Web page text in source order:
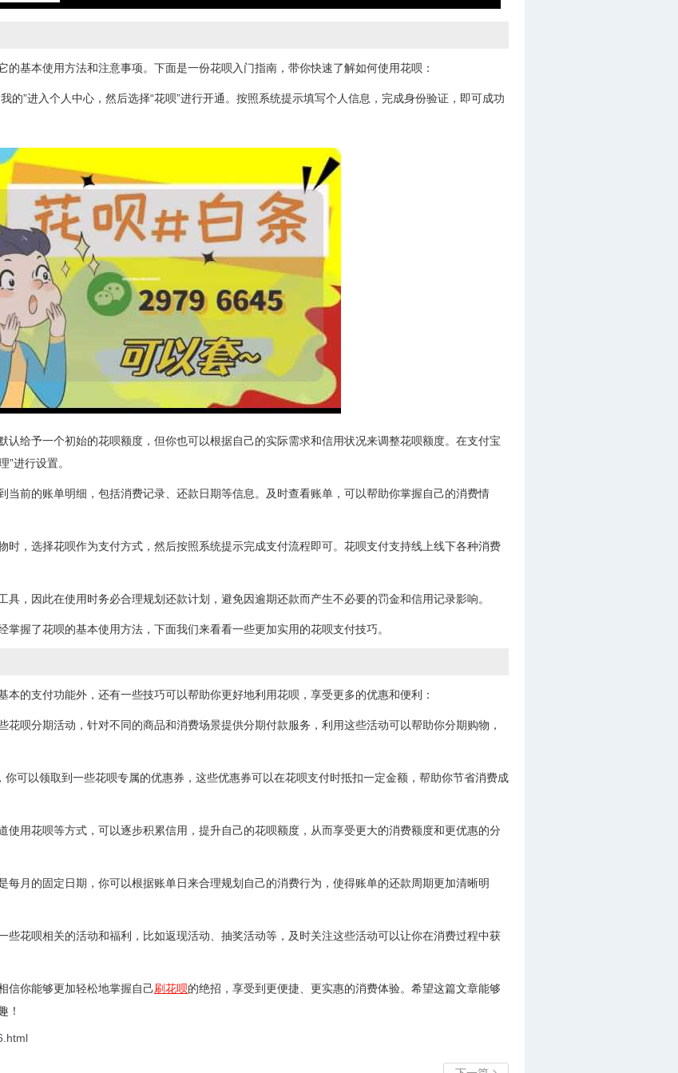
的基本使用方法和注意事项。下面是一份花呗入门指南，带你快速了解如何使用花呗：
的”进入个人中心，然后选择“花呗”进行开通。按照系统提示填写个人信息，完成身份验证，即可成功
认给予一个初始的花呗额度，但你也可以根据自己的实际需求和信用状况来调整花呗额度。在支付宝
”进行设置。
当前的账单明细，包括消费记录、还款日期等信息。及时查看账单，可以帮助你掌握自己的消费情
时，选择花呗作为支付方式，然后按照系统提示完成支付流程即可。花呗支付支持线上线下各种消费
，因此在使用时务必合理规划还款计划，避免因逾期还款而产生不必要的罚金和信用记录影响。
握了花呗的基本使用方法，下面我们来看看一些更加实用的花呗支付技巧。
本的支付功能外，还有一些技巧可以帮助你更好地利用花呗，享受更多的优惠和便利：
花呗分期活动，针对不同的商品和消费场景提供分期付款服务，利用这些活动可以帮助你分期购物，
你可以领取到一些花呗专属的优惠券，这些优惠券可以在花呗支付时抵扣一定金额，帮助你节省消费成
使用花呗等方式，可以逐步积累信用，提升自己的花呗额度，从而享受更大的消费额度和更优惠的分
每月的固定日期，你可以根据账单日来合理规划自己的消费行为，使得账单的还款周期更加清晰明
些花呗相关的活动和福利，比如返现活动、抽奖活动等，及时关注这些活动可以让你在消费过程中获
信你能够更加轻松地掌握自己刷花呗的绝招，享受到更便捷、更实惠的消费体验。希望这篇文章能够
！